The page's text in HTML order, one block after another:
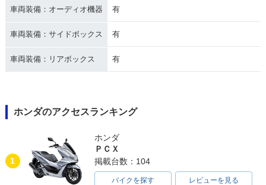
車両装備：オーディオ機器 有
車両装備：サイドボックス 有
車両装備：リアボックス 有
ホンダのアクセスランキング
1
ホンダ
ＰＣＸ
掲載台数：104
バイクを探す レビューを見る